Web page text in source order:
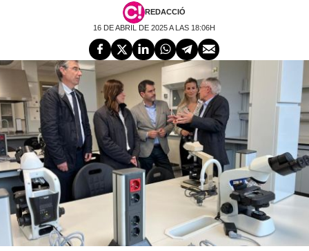
REDACCIÓ
16 DE ABRIL DE 2025 A LAS 18:06H